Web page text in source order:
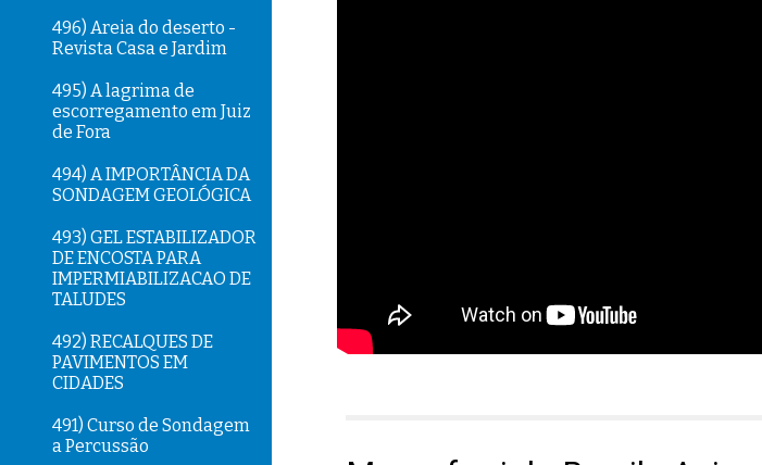
496) Areia do deserto -
Revista Casa e Jardim
495) A lagrima de
escorregamento em Juiz
de Fora
494) A IMPORTÂNCIA DA
SONDAGEM GEOLÓGICA
493) GEL ESTABILIZADOR
DE ENCOSTA PARA
IMPERMIABILIZACAO DE
TALUDES
492) RECALQUES DE
PAVIMENTOS EM
CIDADES
491) Curso de Sondagem
a Percussão